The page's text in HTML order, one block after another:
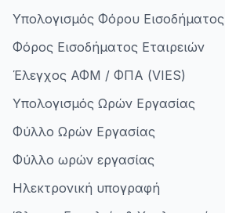
Υπολογισμός Φόρου Εισοδήματος
Φόρος Εισοδήματος Εταιρειών
Έλεγχος ΑΦΜ / ΦΠΑ (VIES)
Υπολογισμός Ωρών Εργασίας
Φύλλο Ωρών Εργασίας
Φύλλο ωρών εργασίας
Ηλεκτρονική υπογραφή